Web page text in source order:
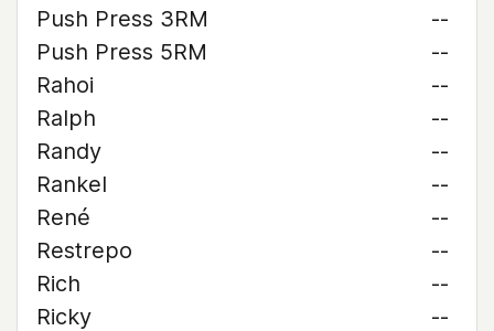
Push Press 3RM
--
Push Press 5RM
--
Rahoi
--
Ralph
--
Randy
--
Rankel
--
René
--
Restrepo
--
Rich
--
Ricky
--